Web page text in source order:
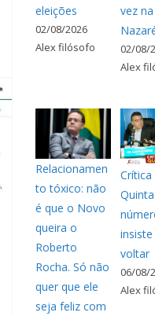
eleições
02/08/2026
Alex filósofo
vez na
02/08/
Alex
Relacionamen
to tóxico: não
é que o Novo
queira o
Roberto
Rocha. Só não
quer que ele
seja feliz com
Crítica
voltar
06/08/
Alex